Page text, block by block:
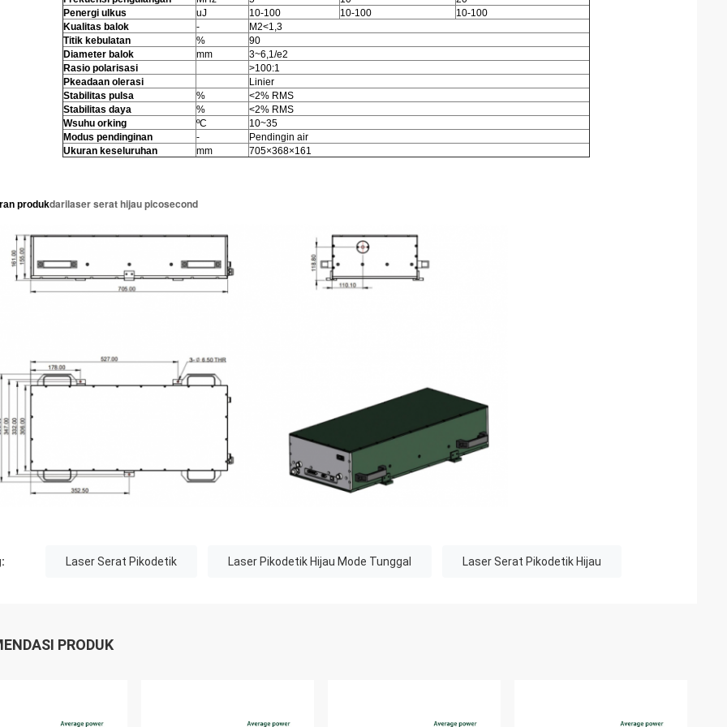
Penergi ulkus uJ 10-100 10-100
10-100
Kualitas balok
-
M2<1,3
Titik kebulatan
%
90
Diameter balok
mm
3~6,1/e2
Rasio polarisasi
>100:1
Pkeadaan olerasi
Linier
Stabilitas pulsa
%
<2% RMS
Stabilitas daya
%
<2% RMS
Wsuhu orking ºC
10~35
Modus pendinginan
-
Pendingin air
Ukuran keseluruhan
mm 705×368×161
produkdarilaser serat hijau picosecond
Laser Serat Pikodetik Laser Pikodetik Hijau Mode Tunggal Laser Serat Pikodetik Hijau
PRODUK